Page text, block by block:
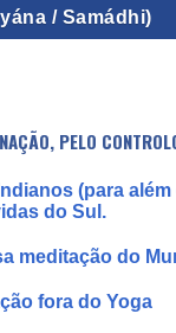
/ Samádhi)
PELO
(para
do Sul.
meditação do
fora do Yoga